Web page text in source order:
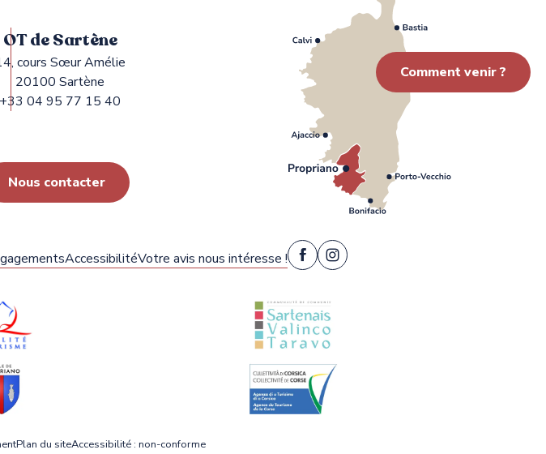
OT de Sartène
cours Sœur Amélie
20100 Sartène
+33 04 95 77 15 40
Nous contacter
AccessibilitéVotre avis nous intéresse !
Comment venir ?
Plan du siteAccessibilité : non-conforme